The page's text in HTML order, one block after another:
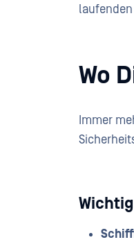
Wo
Immer